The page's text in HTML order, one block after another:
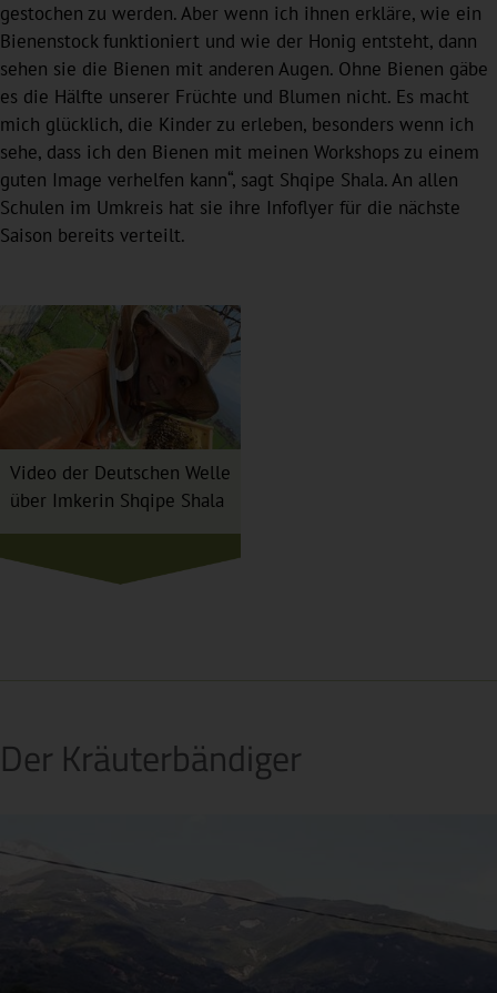
gestochen zu werden. Aber wenn ich ihnen erkläre, wie ein
Bienenstock funktioniert und wie der Honig entsteht, dann
sehen sie die Bienen mit anderen Augen. Ohne Bienen gäbe
es die Hälfte unserer Früchte und Blumen nicht. Es macht
mich glücklich, die Kinder zu erleben, besonders wenn ich
sehe, dass ich den Bienen mit meinen Workshops zu einem
guten Image verhelfen kann“, sagt Shqipe Shala. An allen
Schulen im Umkreis hat sie ihre Infoflyer für die nächste
Saison bereits verteilt.
Video der Deutschen Welle
über Imkerin Shqipe Shala
Der Kräuterbändiger